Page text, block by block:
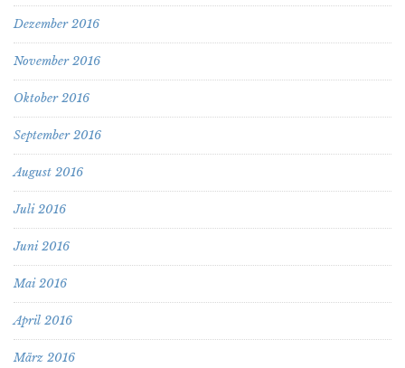
Dezember 2016
November 2016
Oktober 2016
September 2016
August 2016
Juli 2016
Juni 2016
Mai 2016
April 2016
März 2016